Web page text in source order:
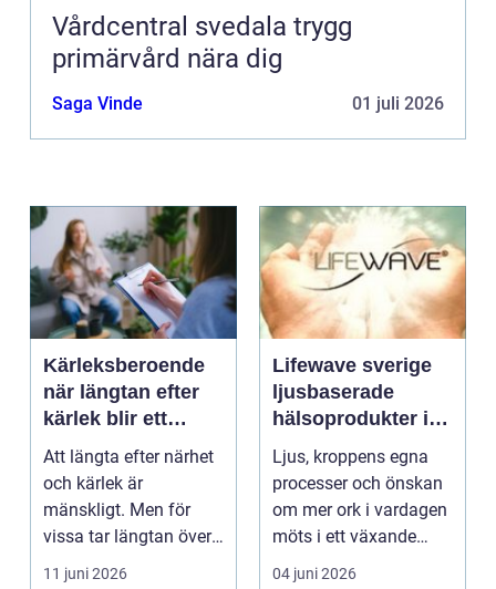
Vårdcentral svedala trygg
primärvård nära dig
Saga Vinde 01 juli 2026
Kärleksberoende
när längtan efter
kärlek blir ett
beroende
Att längta efter närhet
och kärlek är
mänskligt. Men för
vissa tar längtan över
helt. Relationer, fö...
11 juni 2026
Lifewave sverige
ljusbaserade
hälsoprodukter i
fokus
Ljus, kroppens egna
processer och önskan
om mer ork i vardagen
möts i ett växande
intresse för fotot...
04 juni 2026